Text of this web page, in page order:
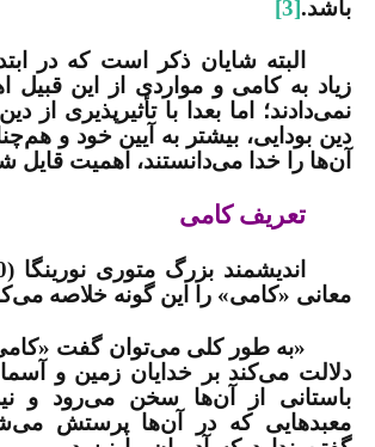
باشد.[3]
البته شایان ذکر است ‌که در
زیاد به کامی و مواردی از این قبیل
نمی‌دادند؛ اما بعدا با تأثیرپذیری از
دین بودایی، بیشتر به آیین خود و
آن‌ها را خدا می‌دانستند، اهمیت قایل
تعریف کامی
معانی «کامی» را این گونه خلاصه
«به طور کلی می‌توان گفت
دلالت می‌کند بر خدایان زمین و
باستانی از آن‌ها سخن می‌رود و
معبدهایی که در آن‌ها پرستش